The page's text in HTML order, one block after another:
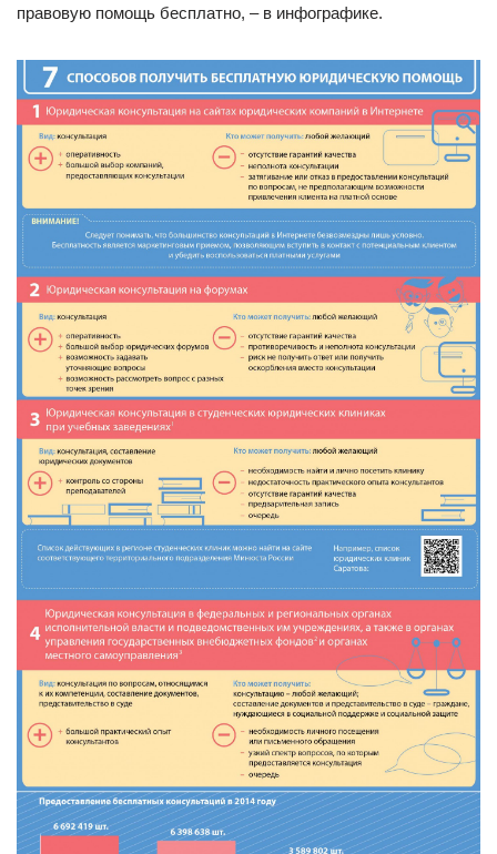
правовую помощь бесплатно, – в инфографике.